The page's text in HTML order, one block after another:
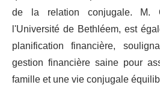
de la relation conjugale. M.
l'Université de Bethléem, est
planification financière,
gestion financière saine pour
famille et une vie conjugale